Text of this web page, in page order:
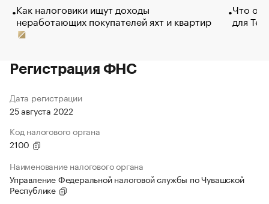
Как налоговики ищут доходы
неработающих покупателей яхт и квартир
Что
для
Регистрация ФНС
Дата регистрации
25 августа 2022
Код налогового органа
2100
Наименование налогового органа
Управление Федеральной налоговой службы по Чувашской
Республике